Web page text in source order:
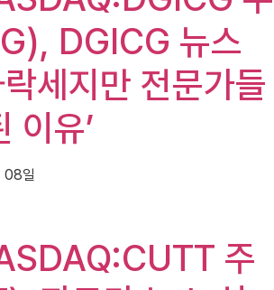
DGICG 뉴스
세지만 전문가들
이유’
08일
주